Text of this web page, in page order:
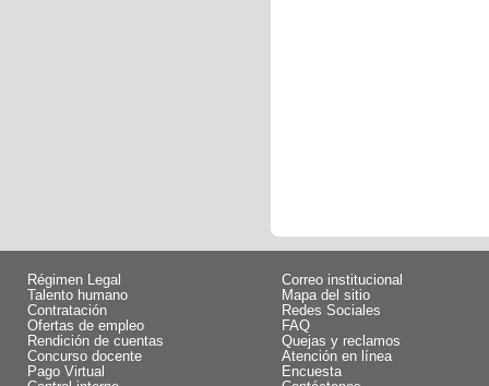
Régimen Legal
Talento humano
Contratación
Ofertas de empleo
Rendición de cuentas
Concurso docente
Pago Virtual
Correo institucional
Mapa del sitio
Redes Sociales
FAQ
Quejas y reclamos
Atención en línea
Encuesta